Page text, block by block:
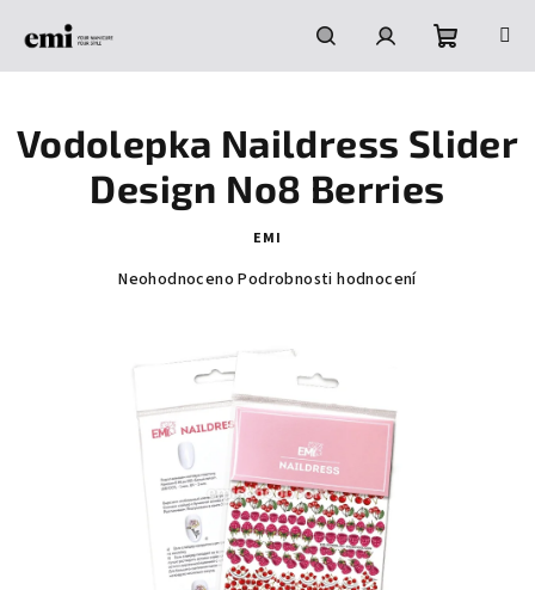
HledatPřihlášeníNákupní
košík
Vodolepka Naildress Slider
Design No8 Berries
EMI
Průměrné
hvězdiček.
Neohodnoceno Podrobnosti hodnocení